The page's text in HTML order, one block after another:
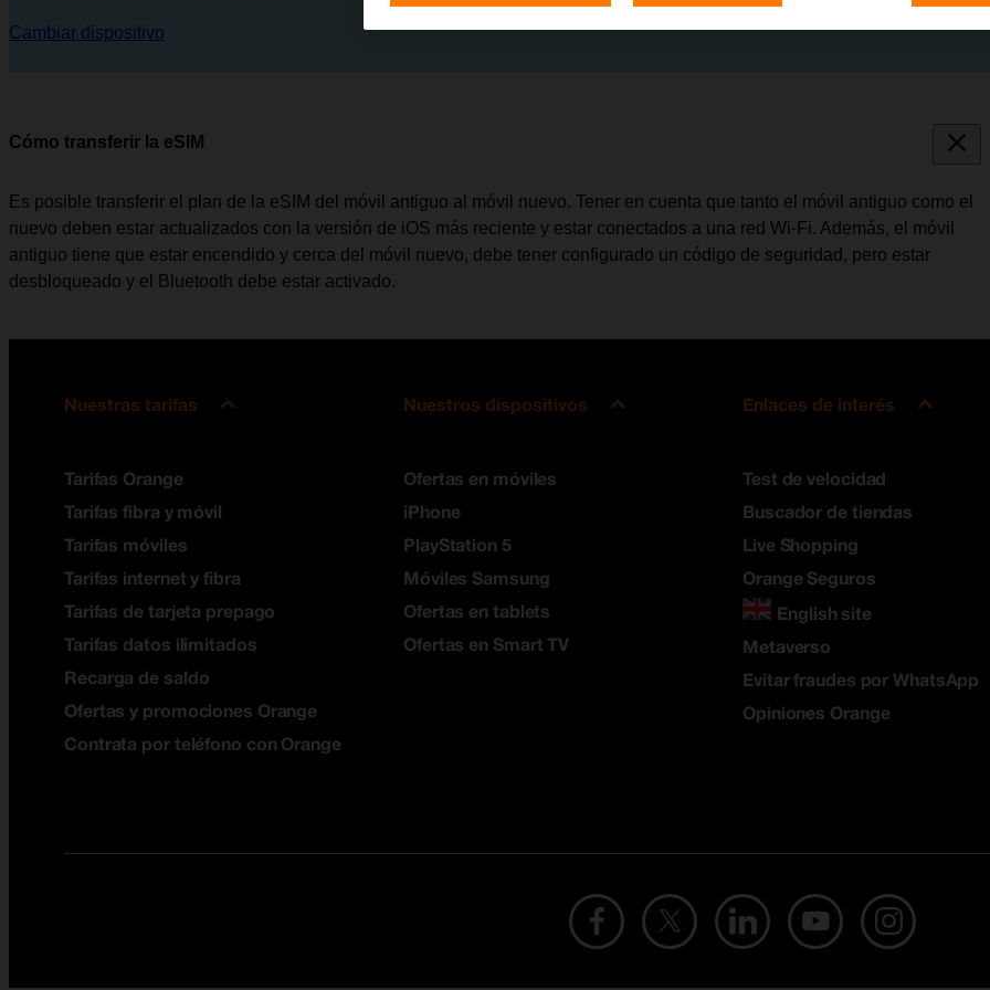
Cambiar dispositivo
Cómo transferir la eSIM
Es posible transferir el plan de la eSIM del móvil antiguo al móvil nuevo. Tener en cuenta que tanto el móvil antiguo como el
nuevo deben estar actualizados con la versión de iOS más reciente y estar conectados a una red Wi-Fi. Además, el móvil
antiguo tiene que estar encendido y cerca del móvil nuevo, debe tener configurado un código de seguridad, pero estar
desbloqueado y el Bluetooth debe estar activado.
Nuestras tarifas
Tarifas Orange
Tarifas fibra y móvil
Tarifas móviles
Tarifas internet y fibra
Tarifas de tarjeta prepago
Tarifas datos ilimitados
Recarga de saldo
Ofertas y promociones Orange
Contrata por teléfono con Orange
Nuestros dispositivos
Ofertas en móviles
iPhone
PlayStation 5
Móviles Samsung
Ofertas en tablets
Ofertas en Smart TV
Enlaces de interés
Test de velocidad
Buscador de tiendas
Live Shopping
Orange Seguros
English site
Metaverso
Evitar fraudes por WhatsApp
Opiniones Orange